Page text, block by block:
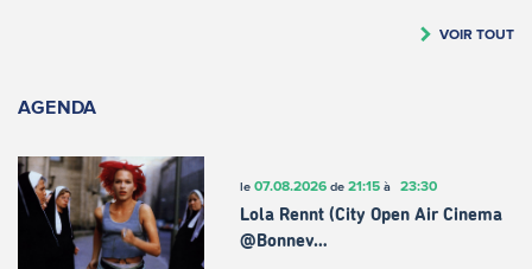
VOIR TOUT
AGENDA
le 07.08.2026de 21:15à 23:30
Lola Rennt (City Open Air Cinema
@Bonnev…